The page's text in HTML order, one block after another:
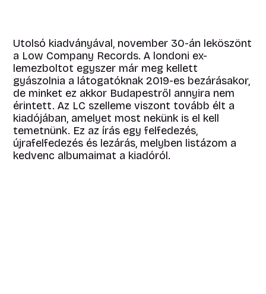
Utolsó kiadványával, november 30-án leköszönt
a Low Company Records. A londoni ex-
lemezboltot egyszer már meg kellett
gyászolnia a látogatóknak 2019-es bezárásakor,
de minket ez akkor Budapestről annyira nem
érintett. Az LC szelleme viszont tovább élt a
kiadójában, amelyet most nekünk is el kell
temetnünk. Ez az írás egy felfedezés,
újrafelfedezés és lezárás, melyben listázom a
kedvenc albumaimat a kiadóról.